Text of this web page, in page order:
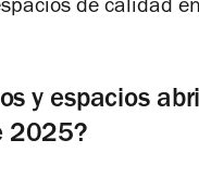
de calidad
y espacios
2025?